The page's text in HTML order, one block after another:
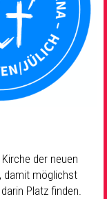
der neuen
damit möglichst
Platz finden.